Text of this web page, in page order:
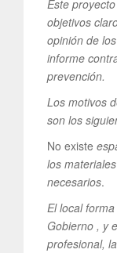
Este
objetivos
opinión de
informe
prevención.
Los motivos
son los
No existe
los
necesarios.
El local
Gobierno , y
profesional,